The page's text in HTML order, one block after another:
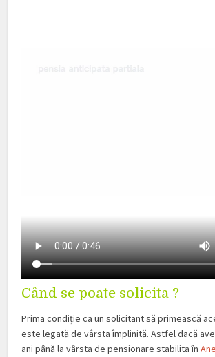
Când se poate solicita ?
Prima condiție ca un solicitant să primească
este legată de vârsta împlinită. Astfel dacă
ani până la vârsta de pensionare stabilita în